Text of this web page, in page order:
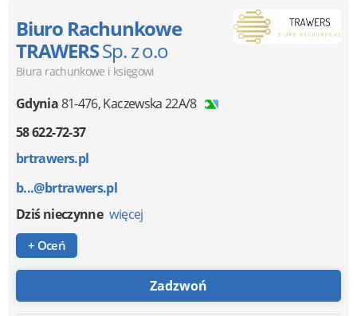
Biuro Rachunkowe
TRAWERSSp. z o.o
Biura rachunkowe i księgowi
Gdynia81-476,Kaczewska 22A/8
58 622-72-37
brtrawers.pl
b...@brtrawers.pl
Dziś nieczynne więcej
+ Oceń
Zadzwoń